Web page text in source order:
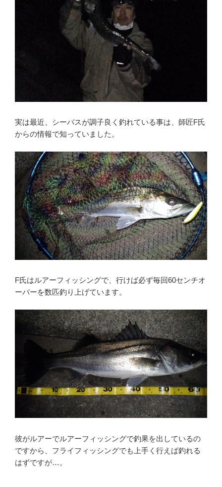
実は最近、シーバスが調子良く釣れている事は、師匠F氏
からの情報で知っていました。
F氏はルアーフィッシングで、行けば必ず毎回60センチオ
ーバーを数匹釣り上げています。
彼がルアーでルアーフィッシングで釣果を出しているの
ですから、フライフィッシングでも上手く行えば釣れる
はずですが…。